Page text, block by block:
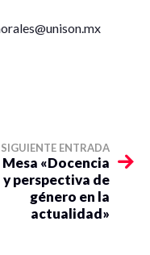
SIGUIENTE ENTRADA
Mesa «Docencia
y perspectiva de
género en la
actualidad»